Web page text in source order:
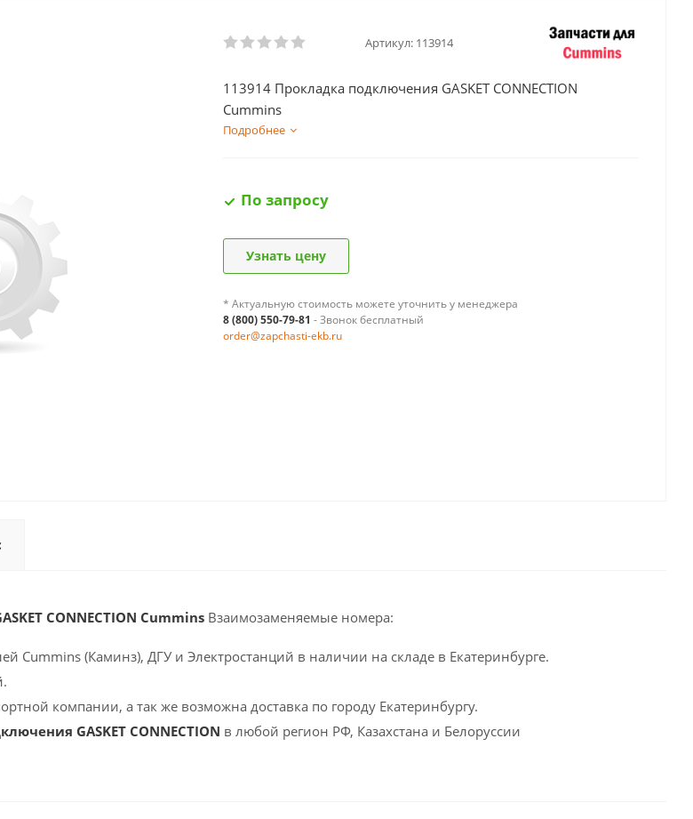
Артикул: 113914
113914 Прокладка подключения GASKET CONNECTION
Cummins
Подробнее
По запросу
Узнать цену
* Актуальную стоимость можете уточнить у менеджера
8 (800) 550-79-81 - Звонок бесплатный
order@zapchasti-ekb.ru
CONNECTION Cummins Взаимозаменяемые номера:
Cummins (Каминз), ДГУ и Электростанций в наличии на складе в Екатеринбурге.
компании, а так же возможна доставка по городу Екатеринбургу.
GASKET CONNECTION в любой регион РФ, Казахстана и Белоруссии